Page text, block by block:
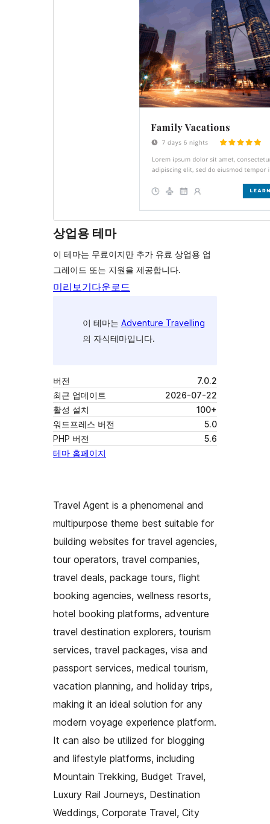
상업용 테마
이 테마는 무료이지만 추가 유료 상업용 업
그레이드 또는 지원을 제공합니다.
미리보기다운로드
이 테마는 Adventure Travelling
의 자식테마입니다.
버전
7.0.2
최근 업데이트
2026-07-22
활성 설치
100+
워드프레스 버전
5.0
PHP 버전
5.6
테마 홈페이지
Travel Agent is a phenomenal and
multipurpose theme best suitable for
building websites for travel agencies,
tour operators, travel companies,
travel deals, package tours, flight
booking agencies, wellness resorts,
hotel booking platforms, adventure
travel destination explorers, tourism
services, travel packages, visa and
passport services, medical tourism,
vacation planning, and holiday trips,
making it an ideal solution for any
modern voyage experience platform.
It can also be utilized for blogging
and lifestyle platforms, including
Mountain Trekking, Budget Travel,
Luxury Rail Journeys, Destination
Weddings, Corporate Travel, City